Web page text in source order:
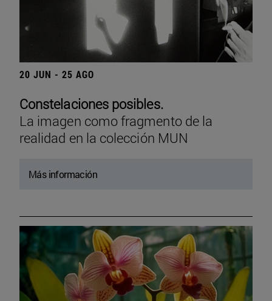
20 JUN - 25 AGO
Constelaciones posibles.
La imagen como fragmento de la
realidad en la colección MUN
Más información